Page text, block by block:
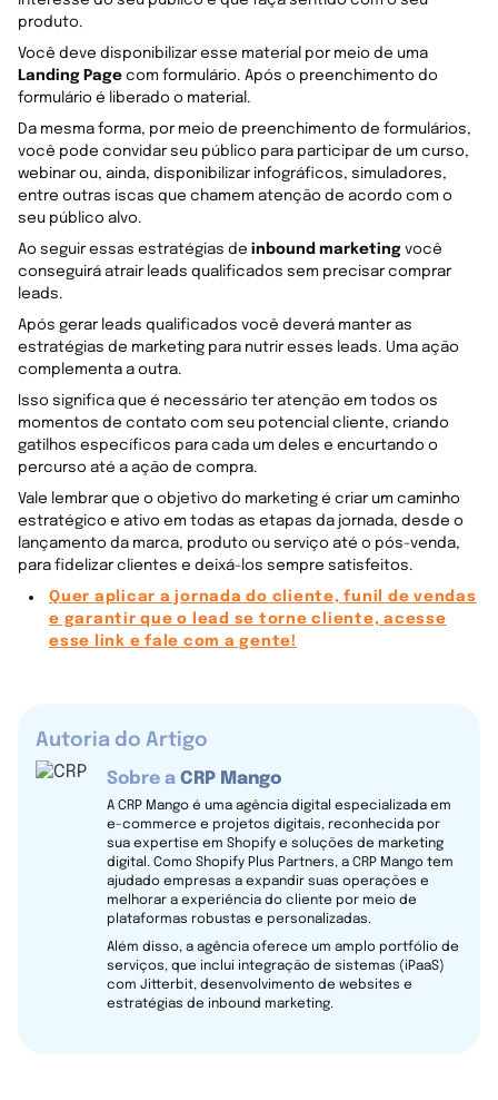
produto.
Você deve disponibilizar esse material por meio de uma
Landing Page com formulário. Após o preenchimento do
formulário é liberado o material.
Da mesma forma, por meio de preenchimento de formulários,
você pode convidar seu público para participar de um curso,
webinar ou, ainda, disponibilizar infográficos, simuladores,
entre outras iscas que chamem atenção de acordo com o
seu público alvo.
Ao seguir essas estratégias de inbound marketing você
conseguirá atrair leads qualificados sem precisar comprar
leads.
Após gerar leads qualificados você deverá manter as
estratégias de marketing para nutrir esses leads. Uma ação
complementa a outra.
Isso significa que é necessário ter atenção em todos os
momentos de contato com seu potencial cliente, criando
gatilhos específicos para cada um deles e encurtando o
percurso até a ação de compra.
Vale lembrar que o objetivo do marketing é criar um caminho
estratégico e ativo em todas as etapas da jornada, desde o
lançamento da marca, produto ou serviço até o pós-venda,
para fidelizar clientes e deixá-los sempre satisfeitos.
Quer aplicar a jornada do cliente, funil de vendas
e garantir que o lead se torne cliente, acesse
esse link e fale com a gente!
Autoria do Artigo
Sobre a CRP Mango
A CRP Mango é uma agência digital especializada em
e-commerce e projetos digitais, reconhecida por
sua expertise em Shopify e soluções de marketing
digital. Como Shopify Plus Partners, a CRP Mango tem
ajudado empresas a expandir suas operações e
melhorar a experiência do cliente por meio de
plataformas robustas e personalizadas.
Além disso, a agência oferece um amplo portfólio de
serviços, que inclui integração de sistemas (iPaaS)
com Jitterbit, desenvolvimento de websites e
estratégias de inbound marketing.